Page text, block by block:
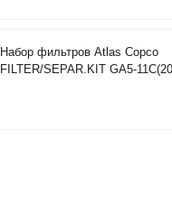
Набор фильтров Atlas Copco
FILTER/SEPAR.KIT GA5-